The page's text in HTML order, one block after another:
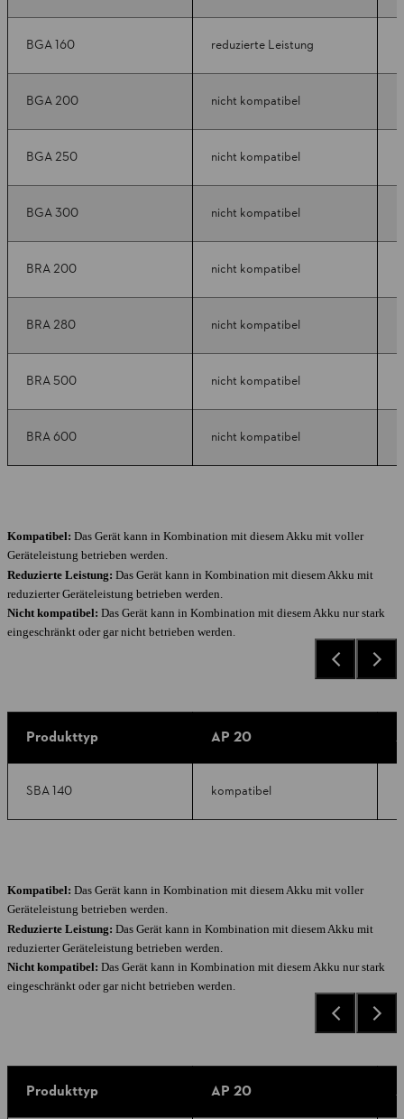
BGA 160 reduzierte Leistung
BGA 200 nicht kompatibel
BGA 250 nicht kompatibel
BGA 300 nicht kompatibel
BRA 200 nicht kompatibel
BRA 280 nicht kompatibel
BRA 500 nicht kompatibel
BRA 600 nicht kompatibel
Kompatibel: Das Gerät kann in Kombination mit diesem Akku mit voller
Geräteleistung betrieben werden.
Reduzierte Leistung: Das Gerät kann in Kombination mit diesem Akku mit
reduzierter Geräteleistung betrieben werden.
Nicht kompatibel: Das Gerät kann in Kombination mit diesem Akku nur stark
eingeschränkt oder gar nicht betrieben werden.
Produkttyp AP 20
SBA 140 kompatibel
Kompatibel: Das Gerät kann in Kombination mit diesem Akku mit voller
Geräteleistung betrieben werden.
Reduzierte Leistung: Das Gerät kann in Kombination mit diesem Akku mit
reduzierter Geräteleistung betrieben werden.
Nicht kompatibel: Das Gerät kann in Kombination mit diesem Akku nur stark
eingeschränkt oder gar nicht betrieben werden.
Produkttyp AP 20